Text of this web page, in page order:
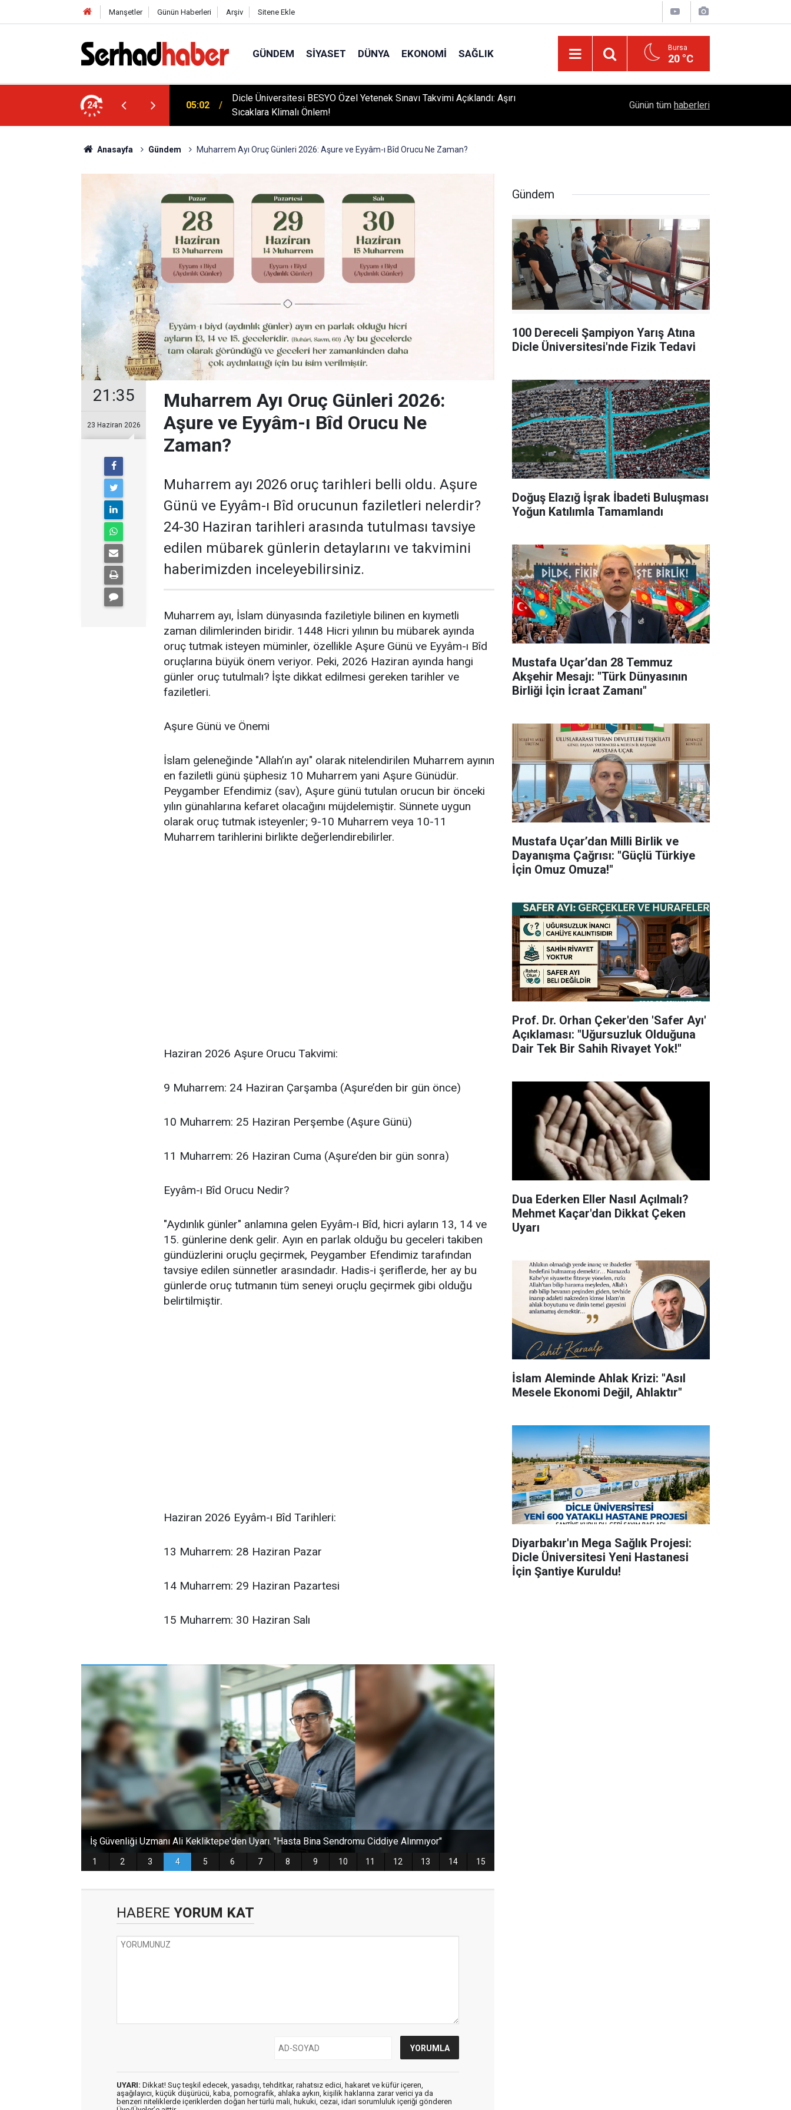
Manşetler Günün Haberleri Arşiv Sitene Ekle
GÜNDEM SIYASET DÜNYA EKONOMI SAĞLIK Bursa
20 °C
24
Zirvesine Güçlü Destek: Rektör Prof. Dr.
05:02
Dicle Üniversitesi BESYO Özel Yetenek Sınavı Takvimi Açıklandı: Aşırı
Sıcaklara Klimalı Önlem!
Diyarbakır'da İşçi Kıyımı: 45 Derece Sıcakta
Günün tüm haberleri
Anasayfa Gündem Muharrem Ayı Oruç Günleri 2026: Aşure ve Eyyâm-ı Bîd Orucu Ne Zaman?
21:35
23 Haziran 2026
Muharrem Ayı Oruç Günleri 2026:
Aşure ve Eyyâm-ı Bîd Orucu Ne
Zaman?
Muharrem ayı 2026 oruç tarihleri belli oldu. Aşure
Günü ve Eyyâm-ı Bîd orucunun faziletleri nelerdir?
24-30 Haziran tarihleri arasında tutulması tavsiye
edilen mübarek günlerin detaylarını ve takvimini
haberimizden inceleyebilirsiniz.
Muharrem ayı, İslam dünyasında faziletiyle bilinen en kıymetli
zaman dilimlerinden biridir. 1448 Hicri yılının bu mübarek ayında
oruç tutmak isteyen müminler, özellikle Aşure Günü ve Eyyâm-ı Bîd
oruçlarına büyük önem veriyor. Peki, 2026 Haziran ayında hangi
günler oruç tutulmalı? İşte dikkat edilmesi gereken tarihler ve
faziletleri.
Aşure Günü ve Önemi
İslam geleneğinde "Allah’ın ayı" olarak nitelendirilen Muharrem ayının
en faziletli günü şüphesiz 10 Muharrem yani Aşure Günüdür.
Peygamber Efendimiz (sav), Aşure günü tutulan orucun bir önceki
yılın günahlarına kefaret olacağını müjdelemiştir. Sünnete uygun
olarak oruç tutmak isteyenler; 9-10 Muharrem veya 10-11
Muharrem tarihlerini birlikte değerlendirebilirler.
Haziran 2026 Aşure Orucu Takvimi:
9 Muharrem: 24 Haziran Çarşamba (Aşure’den bir gün önce)
10 Muharrem: 25 Haziran Perşembe (Aşure Günü)
11 Muharrem: 26 Haziran Cuma (Aşure’den bir gün sonra)
Eyyâm-ı Bîd Orucu Nedir?
"Aydınlık günler" anlamına gelen Eyyâm-ı Bîd, hicri ayların 13, 14 ve
15. günlerine denk gelir. Ayın en parlak olduğu bu geceleri takiben
gündüzlerini oruçlu geçirmek, Peygamber Efendimiz tarafından
tavsiye edilen sünnetler arasındadır. Hadis-i şeriflerde, her ay bu
günlerde oruç tutmanın tüm seneyi oruçlu geçirmek gibi olduğu
belirtilmiştir.
Haziran 2026 Eyyâm-ı Bîd Tarihleri:
13 Muharrem: 28 Haziran Pazar
14 Muharrem: 29 Haziran Pazartesi
15 Muharrem: 30 Haziran Salı
HABERE YORUM KAT
UYARI: Dikkat! Suç teşkil edecek, yasadışı, tehditkar, rahatsız edici, hakaret ve küfür içeren,
aşağılayıcı, küçük düşürücü, kaba, pornografik, ahlaka aykırı, kişilik haklarına zarar verici ya da
benzeri niteliklerde içeriklerden doğan her türlü mali, hukuki, cezai, idari sorumluluk içeriği gönderen
Gündem
100 Dereceli Şampiyon Yarış Atına
Dicle Üniversitesi'nde Fizik Tedavi
Doğuş Elazığ İşrak İbadeti Buluşması
Yoğun Katılımla Tamamlandı
Mustafa Uçar’dan 28 Temmuz
Akşehir Mesajı: "Türk Dünyasının
Birliği İçin İcraat Zamanı"
Mustafa Uçar’dan Milli Birlik ve
Dayanışma Çağrısı: "Güçlü Türkiye
İçin Omuz Omuza!"
Prof. Dr. Orhan Çeker'den 'Safer Ayı'
Açıklaması: "Uğursuzluk Olduğuna
Dair Tek Bir Sahih Rivayet Yok!"
Dua Ederken Eller Nasıl Açılmalı?
Mehmet Kaçar'dan Dikkat Çeken
Uyarı
İslam Aleminde Ahlak Krizi: "Asıl
Mesele Ekonomi Değil, Ahlaktır"
Diyarbakır'ın Mega Sağlık Projesi:
Dicle Üniversitesi Yeni Hastanesi
İçin Şantiye Kuruldu!